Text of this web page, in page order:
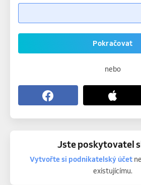
Pokračovat
nebo
Jste poskytovatel
Vytvořte si podnikatelský účet
existujícímu.